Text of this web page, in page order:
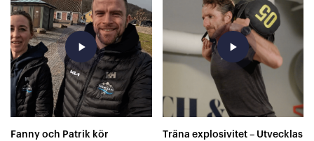
play_arrow
Fanny och Patrik kör
play_arrow
Träna explosivitet – Utvecklas